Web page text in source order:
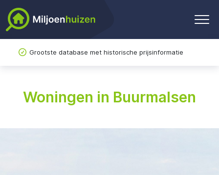
Grootste database met historische prijsinformatie
Woningen in Buurmalsen